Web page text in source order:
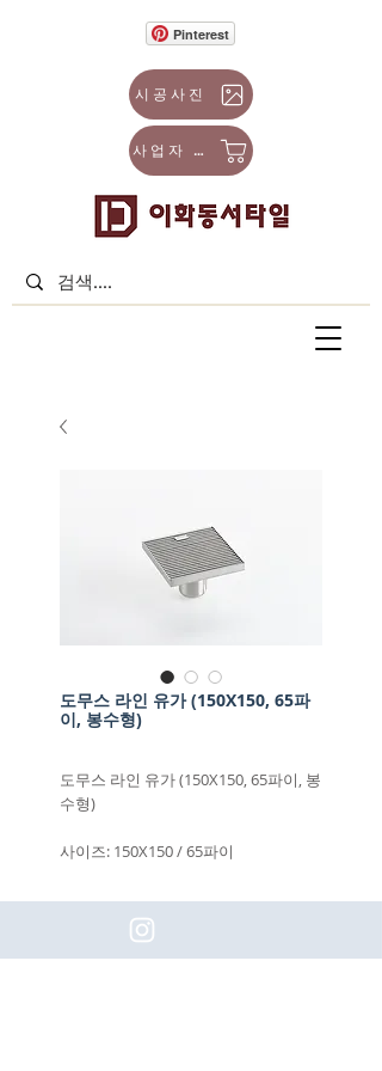
사업자 몰
시공사진
Pinterest
도무스 라인 유가 (150X150, 65파
이, 봉수형)
도무스 라인 유가 (150X150, 65파이, 봉
수형)
사이즈: 150X150 / 65파이